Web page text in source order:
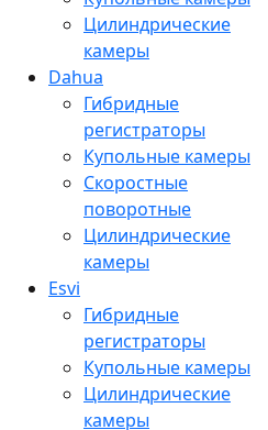
Цилиндрические
камеры
Dahua
Гибридные
регистраторы
Купольные камеры
Скоростные
поворотные
Цилиндрические
камеры
Esvi
Гибридные
регистраторы
Купольные камеры
Цилиндрические
камеры